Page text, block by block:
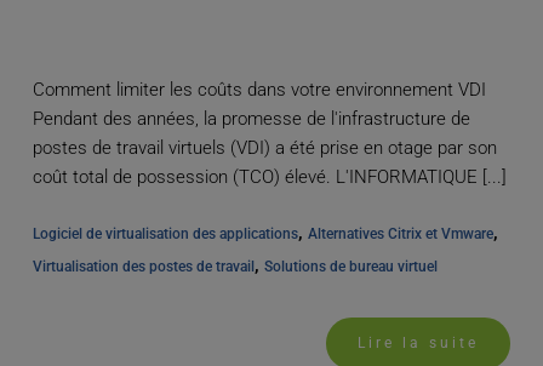
Comment limiter les coûts dans votre environnement VDI
Pendant des années, la promesse de l'infrastructure de
postes de travail virtuels (VDI) a été prise en otage par son
coût total de possession (TCO) élevé. L'INFORMATIQUE [...]
Logiciel de virtualisation des applications, Alternatives Citrix et Vmware
Virtualisation des postes de travail, Solutions de bureau virtuel
Lire la suite